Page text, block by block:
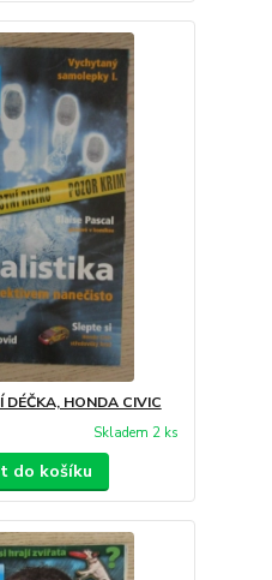
HONDA CIVIC
Skladem 2 ks
do košíku